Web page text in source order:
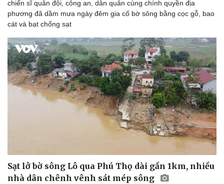
Thể thao
Bóng đá
Lịch thi đấu bóng đá
Ô tô - Xe máy
Ô tô
Xe máy
Tư vấn
chiến sĩ quân đội, công an, dân quân cùng chính quyền địa
phương đã dầm mưa ngày đêm gia cố bờ sông bằng cọc gỗ, bao
cát và bạt chống sạt
Sạt lở bờ sông Lô qua Phú Thọ dài gần 1km, nhiều
nhà dân chênh vênh sát mép sông